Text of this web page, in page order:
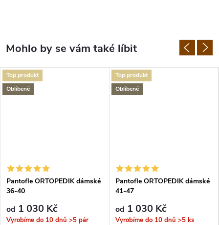
Top produkt
Oblíbené
Pantofle ORTOPEDIK dámské
36-40
od 1 030 Kč
Vyrobíme do 10 dnů >5 pár
Top produkt
Oblíbené
Pantofle ORTOPEDIK dámské
41-47
od 1 030 Kč
Vyrobíme do 10 dnů >5 ks